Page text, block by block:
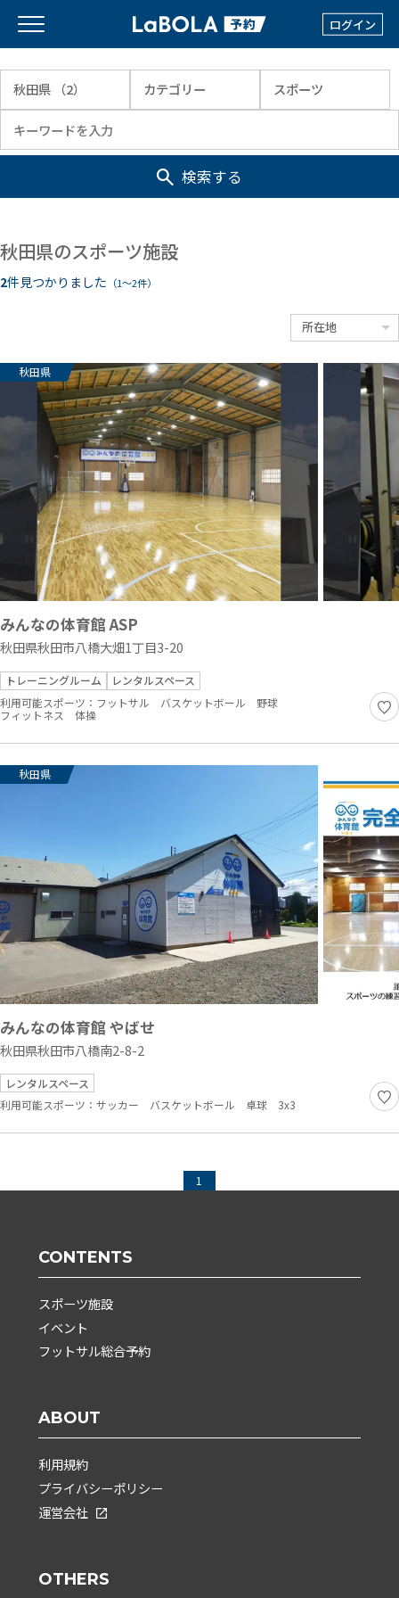
ログイン
検索する
秋田県のスポーツ施設
2件見つかりました （1〜2件）
秋田県
みんなの体育館 ASP
秋田県秋田市八橋大畑1丁目3-20
トレーニングルーム
レンタルスペース
利用可能スポーツ： フットサル バスケットボール
野球
フィットネス
体操
秋田県
みんなの体育館 やばせ
秋田県秋田市八橋南2-8-2
レンタルスペース
利用可能スポーツ： サッカー バスケットボール 卓球 3x3
1
CONTENTS
スポーツ施設
イベント
フットサル総合予約
ABOUT
利用規約
プライバシーポリシー
運営会社
OTHERS